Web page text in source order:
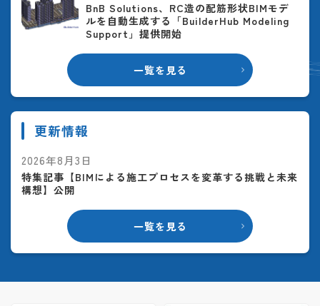
一覧を見る
BnB Solutions、RC造の配筋形状BIMモデ
ルを自動生成する「BuilderHub Modeling
Support」提供開始
更新情報
一覧を見る
2026年8月3日
特集記事【BIMによる施工プロセスを変革する挑戦と未来
構想】公開